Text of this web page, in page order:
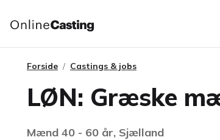
Forside Castings & jobs
LØN: Græske
Mænd 40 - 60 år, Sjælland